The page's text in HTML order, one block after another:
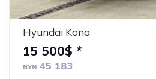
Hyundai Kona
15 500$ *
BYN 45 183